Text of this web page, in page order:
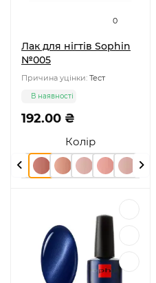
0
Лак для нігтів Sophin
№005
Причина уцінки: Тест
Колір
192.00 ₴
В наявності